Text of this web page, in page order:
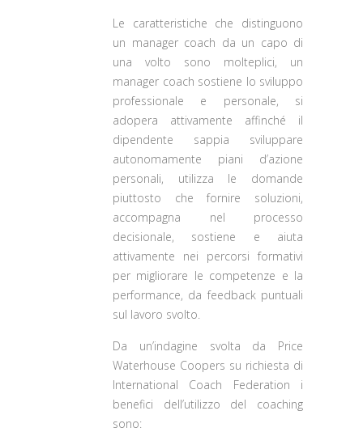
Le caratteristiche che distinguono
un manager coach da un capo di
una volto sono molteplici, un
manager coach sostiene lo sviluppo
professionale e personale, si
adopera attivamente affinché il
dipendente sappia sviluppare
autonomamente piani d’azione
personali, utilizza le domande
piuttosto che fornire soluzioni,
accompagna nel processo
decisionale, sostiene e aiuta
attivamente nei percorsi formativi
per migliorare le competenze e la
performance, da feedback puntuali
sul lavoro svolto.
Da un’indagine svolta da Price
Waterhouse Coopers su richiesta di
International Coach Federation i
benefici dell’utilizzo del coaching
sono: